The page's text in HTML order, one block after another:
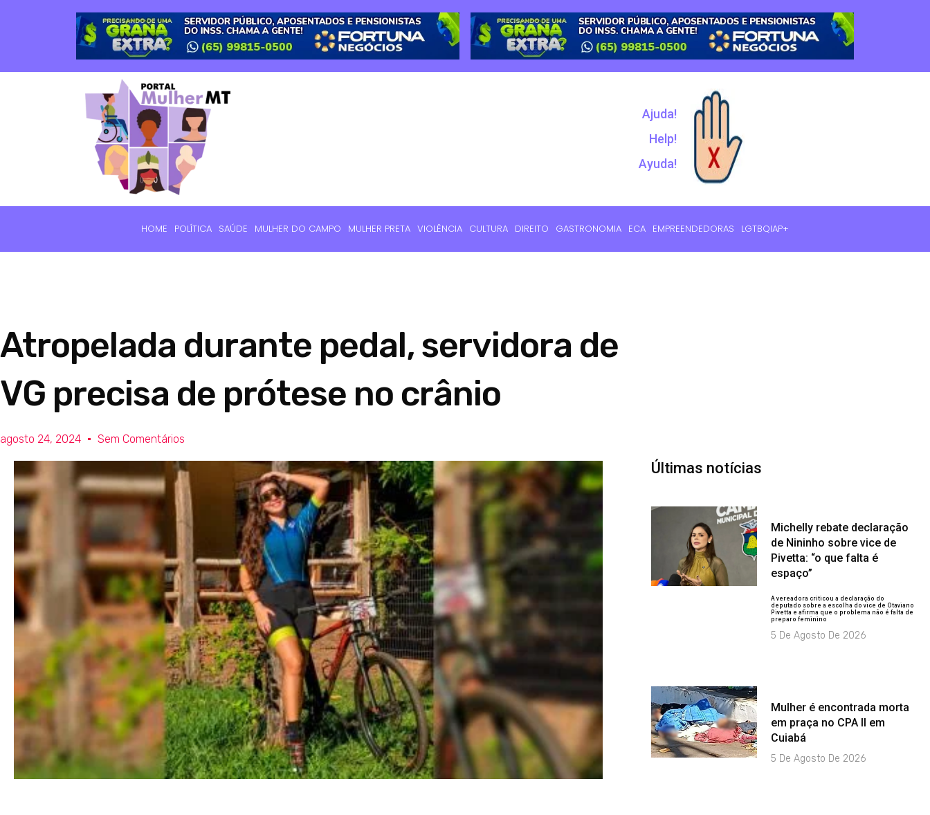
Ajuda!
Help!
Ayuda!
HOME POLÍTICA SAÚDE MULHER DO CAMPO MULHER PRETA VIOLÊNCIA CULTURA DIREITO GASTRONOMIA ECA EMPREENDEDORAS LGTBQIAP+
Atropelada durante pedal, servidora de
VG precisa de prótese no crânio
agosto 24, 2024 Sem Comentários
Últimas notícias
Michelly rebate declaração
de Nininho sobre vice de
Pivetta: “o que falta é
espaço”
A vereadora criticou a declaração do
deputado sobre a escolha do vice de Otaviano
Pivetta e afirma que o problema não é falta de
preparo feminino
5 De Agosto De 2026
Mulher é encontrada morta
em praça no CPA II em
Cuiabá
5 De Agosto De 2026